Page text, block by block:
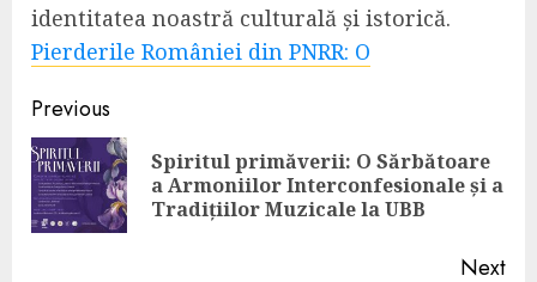
identitatea noastră culturală și istorică.
Pierderile României din PNRR: O
Continue
Reading
Previous
Spiritul primăverii: O Sărbătoare
a Armoniilor Interconfesionale și a
Tradițiilor Muzicale la UBB
Next